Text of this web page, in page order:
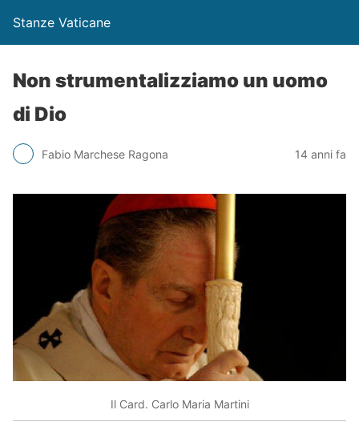
Stanze Vaticane
Non strumentalizziamo un uomo
di Dio
Fabio Marchese Ragona 14 anni fa
Il Card. Carlo Maria Martini